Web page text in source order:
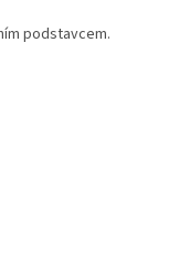
podstavcem.